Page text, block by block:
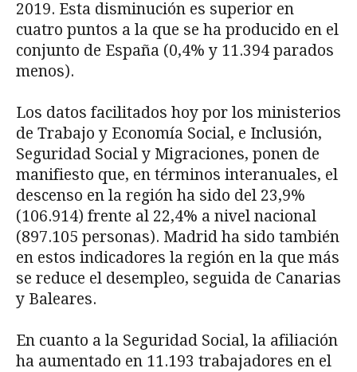
2019. Esta disminución es superior en
cuatro puntos a la que se ha producido en el
conjunto de España (0,4% y 11.394 parados
menos).
Los datos facilitados hoy por los ministerios
de Trabajo y Economía Social, e Inclusión,
Seguridad Social y Migraciones, ponen de
manifiesto que, en términos interanuales, el
descenso en la región ha sido del 23,9%
(106.914) frente al 22,4% a nivel nacional
(897.105 personas). Madrid ha sido también
en estos indicadores la región en la que más
se reduce el desempleo, seguida de Canarias
y Baleares.
En cuanto a la Seguridad Social, la afiliación
ha aumentado en 11.193 trabajadores en el